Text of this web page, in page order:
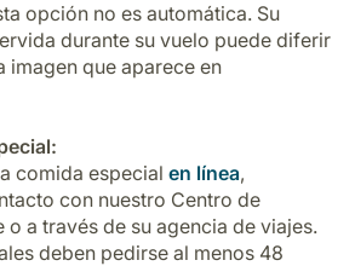
opción no es automática. Su
durante su vuelo puede diferir
imagen que aparece en
comida especial en línea,
con nuestro Centro de
o a través de su agencia de viajes.
deben pedirse al menos 48